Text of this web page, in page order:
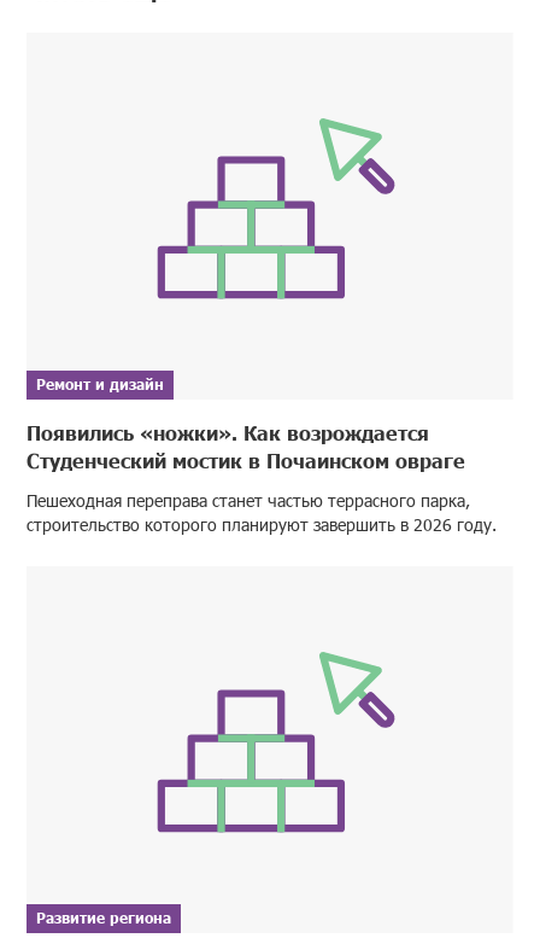
Ремонт и дизайн
Появились «ножки». Как возрождается
Студенческий мостик в Почаинском овраге
Пешеходная переправа станет частью террасного парка,
строительство которого планируют завершить в 2026 году.
Развитие региона